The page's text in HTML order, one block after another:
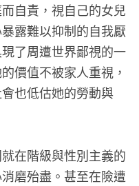
自責，視自己的女兒
露難以抑制的自我厭
了周遭世界鄙視的一
價值不被家人重視，
也低估她的勞動與
在階級與性別主義的
磨殆盡。甚至在險遭